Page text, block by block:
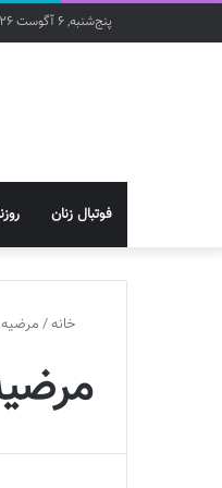
پنج‌شنبه, 6 آگوست 2026
فوتبال زنان
خانه/ مرضیه